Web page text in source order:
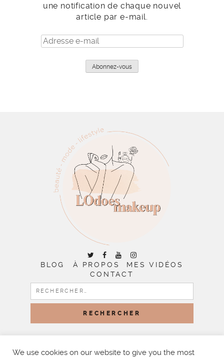
une notification de chaque nouvel
article par e-mail.
Adresse
e-
Abonnez-vous
BLOG À PROPOS
MES VIDÉOS
CONTACT
RECHERCHER :
BY LITTLE THEME SHOP
We use cookies on our website to give you the most